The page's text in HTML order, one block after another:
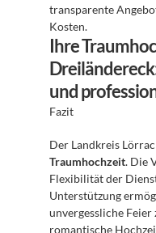
transparente
Kosten.
Ihre
und
Fazit
Traumhochzeit. Die
Flexibilität der
Unterstützung
unvergessliche Feier
romantische